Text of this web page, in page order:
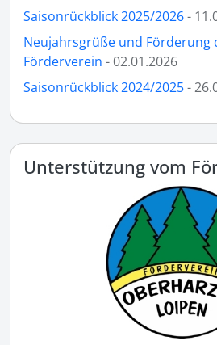
Saisonrückblick 2025/2026-
Neujahrsgrüße und Förderung
Förderverein - 02.01.2026
Saisonrückblick 2024/2025-
Unterstützung vom